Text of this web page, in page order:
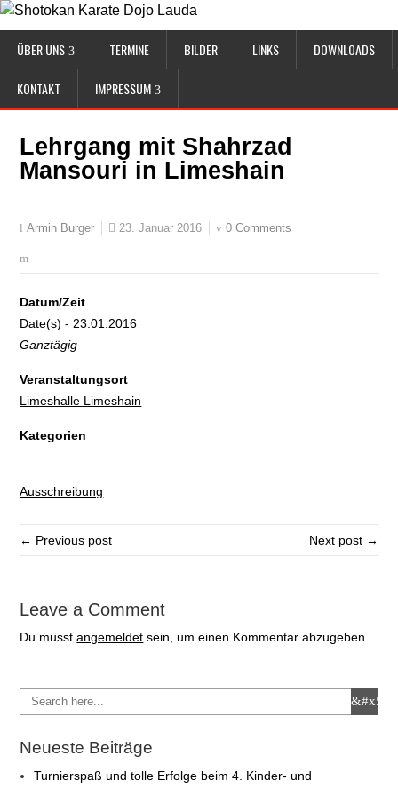
ÜBER UNS TERMINE BILDER LINKS DOWNLOADS
KONTAKT IMPRESSUM
Lehrgang mit Shahrzad
Mansouri in Limeshain
Armin Burger 23. Januar 2016 0 Comments
Datum/Zeit
Date(s) - 23.01.2016
Ganztägig
Veranstaltungsort
Limeshalle Limeshain
Kategorien
Ausschreibung
← Previous post Next post →
Leave a Comment
Du musstangemeldet sein, um einen Kommentar abzugeben.
Neueste Beiträge
Turnierspaß und tolle Erfolge beim 4. Kinder- und